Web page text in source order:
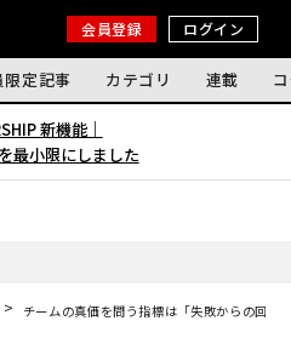
会員登録 ログイン
限定記事 カテゴリ 連載
新機能｜
最小限にしました
チームの真価を問う指標は「失敗からの回復